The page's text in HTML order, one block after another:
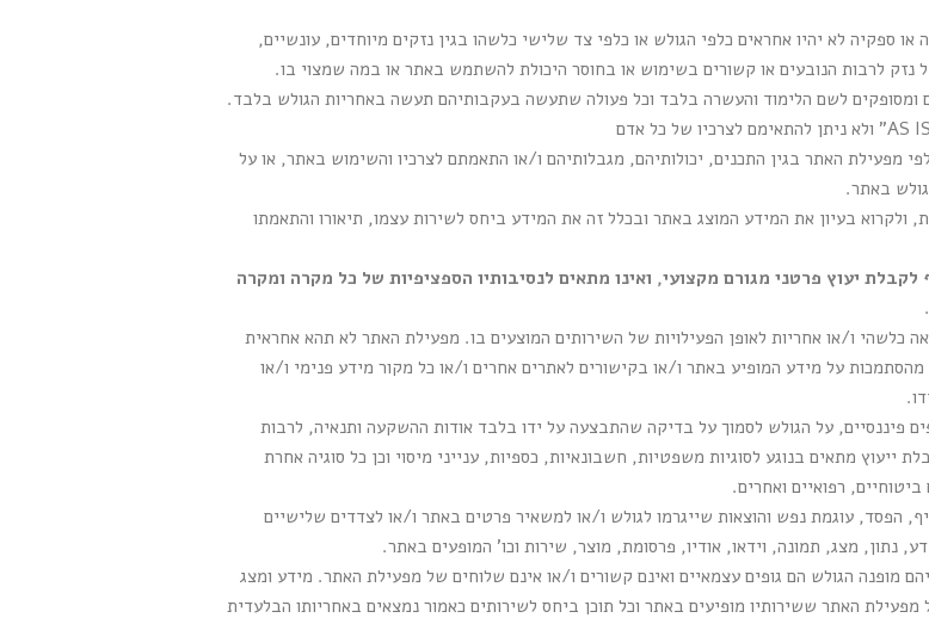
ספקיה לא יהיו אחראים כלפי הגולש או כלפי צד שלישי כלשהו בגין נזקים מיוחדים, עונשיים,
נזק לרבות הנובעים או קשורים בשימוש או בחוסר היכולת להשתמש באתר או במה שמצוי בו.
ומסופקים לשם הלימוד והעשרה בלבד וכל פעולה שתעשה בעקבותיהם תעשה באחריות הגולש בלבד.
מפעילת האתר בגין התכנים, יכולותיהם, מגבלותיהם ו/או התאמתם לצרכיו והשימוש באתר, או על
באתר.
ולקרוא בעיון את המידע המוצג באתר ובכלל זה את המידע ביחס לשירות עצמו, תיאורו והתאמתו
יעוץ פרטני מגורם מקצועי, ואינו מתאים לנסיבותיו הספציפיות של כל מקרה ומקרה
.
כלשהי ו/או אחריות לאופן הפעילויות של השירותים המוצעים בו. מפעילת האתר לא תהא אחראית
על מידע המופיע באתר ו/או בקישורים לאתרים אחרים ו/או כל מקור מידע פנימי ו/או
פיננסיים, על הגולש לסמוך על בדיקה שהתבצעה על ידו בלבד אודות ההשקעה ותנאיה, לרבות
ייעוץ מתאים בנוגע לסוגיות משפטיות, חשבונאיות, כספיות, ענייני מיסוי וכן כל סוגיה אחרת
רפואיים ואחרים.
הפסד, עוגמת נפש והוצאות שייגרמו לגולש ו/או למשאיר פרטים באתר ו/או לצדדים שלישיים
נתון, מצג, תמונה, וידאו, אודיו, פרסומת, מוצר, שירות וכו' המופעים באתר.
מופנה הגולש הם גופים עצמאיים ואינם קשורים ו/או אינם שלוחים של מפעילת האתר. מידע ומצג
האתר ששירותיו מופיעים באתר וכל תוכן ביחס לשירותים כאמור נמצאים באחריותו הבלעדית